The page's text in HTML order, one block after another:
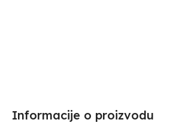
Informacije o proizvodu​